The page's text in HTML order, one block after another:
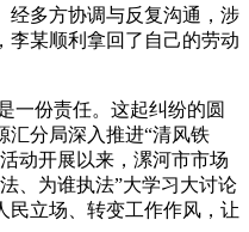
经多方协调与反复沟通，涉
李某顺利拿回了自己的劳动
一份责任。这起纠纷的圆
汇分局深入推进“清风铁
动开展以来，漯河市市场
、为谁执法”大学习大讨论
民立场、转变工作作风，让